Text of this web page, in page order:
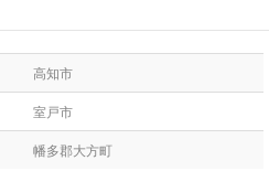
高知市
室戸市
幡多郡大方町